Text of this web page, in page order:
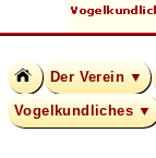
Der Verein ▼
Vogelkundliches ▼